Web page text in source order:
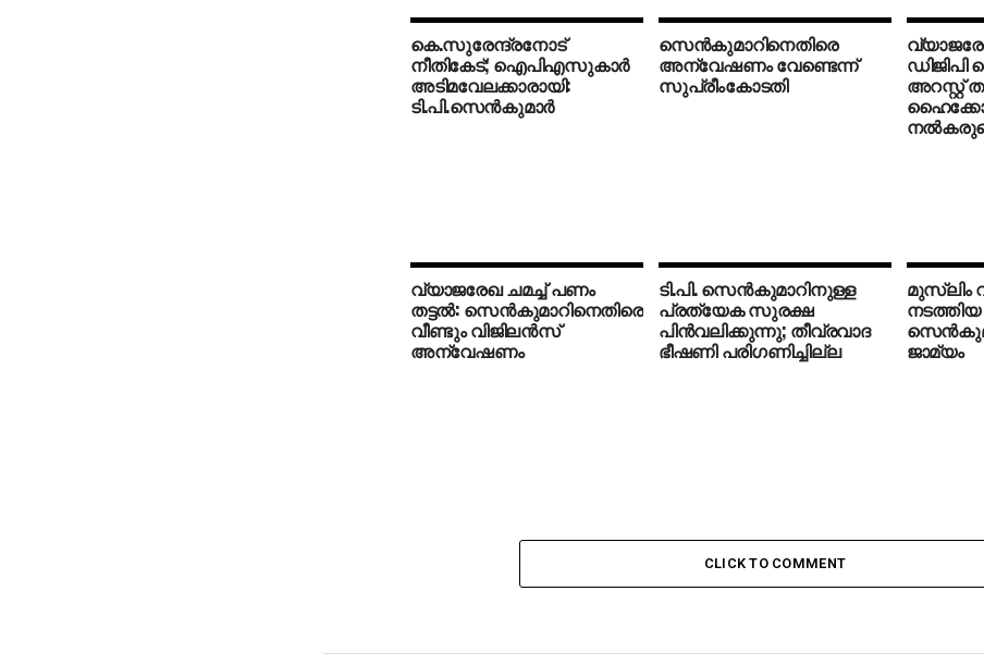
കെ.സുരേന്ദ്രനോട്
നീതികേട്; ഐപിഎസുകാര്‍
അടിമവേലക്കാരായി:
ടി.പി.സെന്‍കുമാര്‍
സെന്‍കുമാറിനെതിരെ
അന്വേഷണം വേണ്ടെന്ന്
സുപ്രീംകോടതി
ഡിജിപി
അറസ്റ്റ്
വ്യാജരേഖ ചമച്ച് പണം
തട്ടല്‍: സെന്‍കുമാറിനെതിരെ
വീണ്ടും വിജിലന്‍സ്
അന്വേഷണം
ടി.പി. സെന്‍കുമാറിനുള്ള
പ്രത്യേക സുരക്ഷ
പിന്‍വലിക്കുന്നു; തീവ്രവാദ
ഭീഷണി പരിഗണിച്ചില്ല
മുസ്‌ലിം
നടത്തിയ
ജാമ്യം
CLICK TO COMMENT